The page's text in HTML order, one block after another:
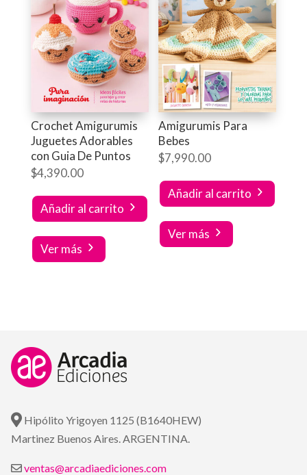
Crochet Amigurumis
Juguetes Adorables
con Guia De Puntos
$4,390.00
Añadir al carrito
Ver más
Amigurumis Para
Bebes
$7,990.00
Añadir al carrito
Ver más
Hipólito Yrigoyen 1125 (B1640HEW)
Martinez Buenos Aires. ARGENTINA.
ventas@arcadiaediciones.com